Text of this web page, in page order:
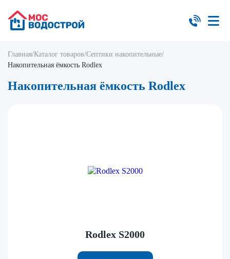
Главная/Каталог товаров/Септики накопительные/
Накопительная ёмкость Rodlex
Накопительная ёмкость Rodlex
Rodlex S2000